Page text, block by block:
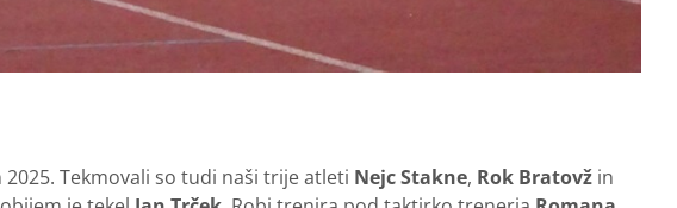
Tekmovali so tudi naši trije atleti Nejc Stakne, Rok Bratovž in